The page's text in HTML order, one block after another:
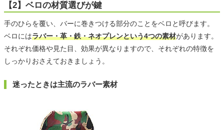
【2】ベロの材質選びが鍵
手のひらを覆い、バーに巻きつける部分のことをベロと呼びます。
ベロにはラバー・革・鉄・ネオプレンという4つの素材があります。
それぞれ価格や見た目、効果が異なりますので、それぞれの特徴を
しっかりおさえておきましょう。
迷ったときは主流のラバー素材